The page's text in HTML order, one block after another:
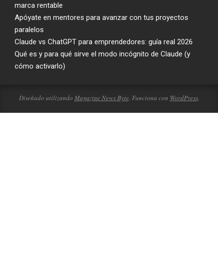
marca rentable
Apóyate en mentores para avanzar con tus proyectos
paralelos
Claude vs ChatGPT para emprendedores: guía real 2026
Qué es y para qué sirve el modo incógnito de Claude (y
cómo activarlo)
Diseñado utilizando Magazine News Byte. Funciona con WordPress.